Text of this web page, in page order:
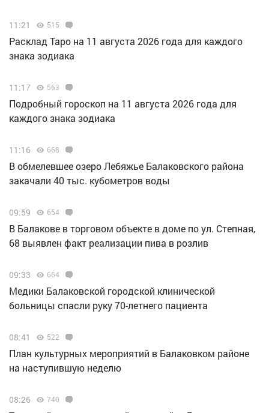
11:21 515
Расклад Таро на 11 августа 2026 года для каждого
знака зодиака
11:17 563
Подробный гороскоп на 11 августа 2026 года для
каждого знака зодиака
11:16 668
В обмелевшее озеро Лебяжье Балаковского района
закачали 40 тыс. кубометров воды
09:59 654
В Балакове в торговом объекте в доме по ул. Степная,
68 выявлен факт реализации пива в розлив
09:33 664
Медики Балаковской городской клинической
больницы спасли руку 70-летнего пациента
08:41 522
План культурных мероприятий в Балаковком районе
на наступившую неделю
08:26 740